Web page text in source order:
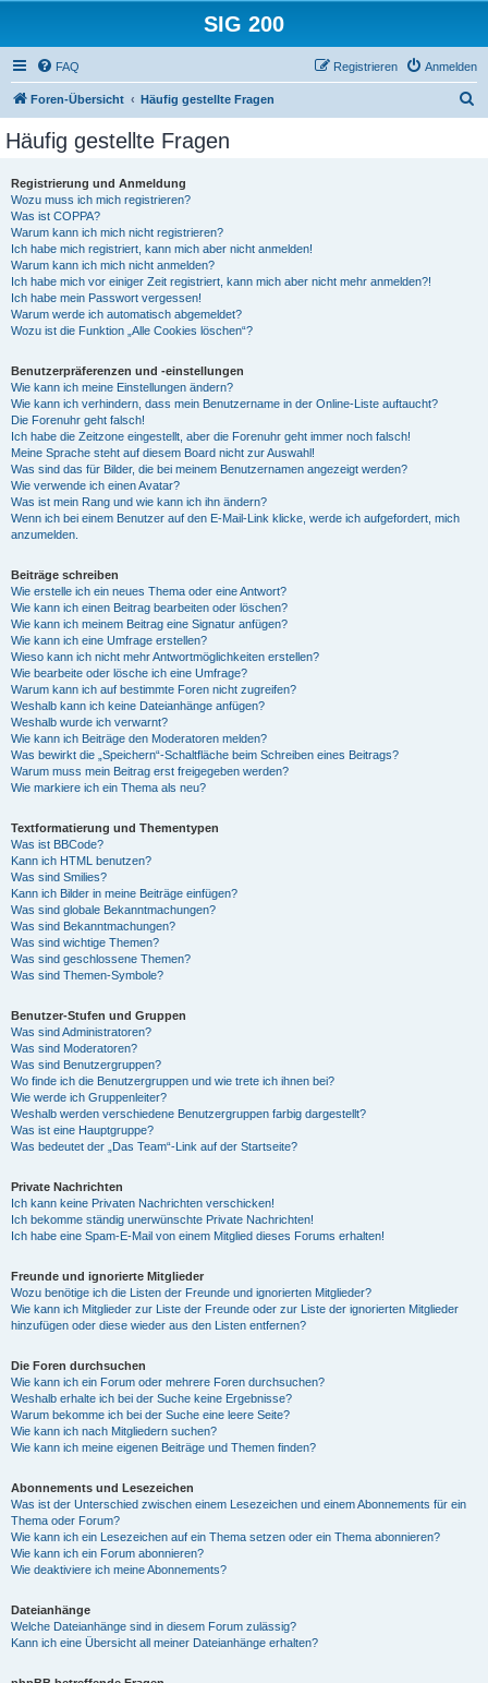
SIG 200
FAQ Anmelden
Registrieren
Foren-Übersicht Häufig gestellte Fragen
Häufig gestellte Fragen
Registrierung und Anmeldung
Wozu muss ich mich registrieren?
Was ist COPPA?
Warum kann ich mich nicht registrieren?
Ich habe mich registriert, kann mich aber nicht anmelden!
Warum kann ich mich nicht anmelden?
Ich habe mich vor einiger Zeit registriert, kann mich aber nicht mehr anmelden?!
Ich habe mein Passwort vergessen!
Warum werde ich automatisch abgemeldet?
Wozu ist die Funktion „Alle Cookies löschen“?
Benutzerpräferenzen und -einstellungen
Wie kann ich meine Einstellungen ändern?
Wie kann ich verhindern, dass mein Benutzername in der Online-Liste auftaucht?
Die Forenuhr geht falsch!
Ich habe die Zeitzone eingestellt, aber die Forenuhr geht immer noch falsch!
Meine Sprache steht auf diesem Board nicht zur Auswahl!
Was sind das für Bilder, die bei meinem Benutzernamen angezeigt werden?
Wie verwende ich einen Avatar?
Was ist mein Rang und wie kann ich ihn ändern?
Wenn ich bei einem Benutzer auf den E-Mail-Link klicke, werde ich aufgefordert, mich
anzumelden.
Beiträge schreiben
Wie erstelle ich ein neues Thema oder eine Antwort?
Wie kann ich einen Beitrag bearbeiten oder löschen?
Wie kann ich meinem Beitrag eine Signatur anfügen?
Wie kann ich eine Umfrage erstellen?
Wieso kann ich nicht mehr Antwortmöglichkeiten erstellen?
Wie bearbeite oder lösche ich eine Umfrage?
Warum kann ich auf bestimmte Foren nicht zugreifen?
Weshalb kann ich keine Dateianhänge anfügen?
Weshalb wurde ich verwarnt?
Wie kann ich Beiträge den Moderatoren melden?
Was bewirkt die „Speichern“-Schaltfläche beim Schreiben eines Beitrags?
Warum muss mein Beitrag erst freigegeben werden?
Wie markiere ich ein Thema als neu?
Textformatierung und Thementypen
Was ist BBCode?
Kann ich HTML benutzen?
Was sind Smilies?
Kann ich Bilder in meine Beiträge einfügen?
Was sind globale Bekanntmachungen?
Was sind Bekanntmachungen?
Was sind wichtige Themen?
Was sind geschlossene Themen?
Was sind Themen-Symbole?
Benutzer-Stufen und Gruppen
Was sind Administratoren?
Was sind Moderatoren?
Was sind Benutzergruppen?
Wo finde ich die Benutzergruppen und wie trete ich ihnen bei?
Wie werde ich Gruppenleiter?
Weshalb werden verschiedene Benutzergruppen farbig dargestellt?
Was ist eine Hauptgruppe?
Was bedeutet der „Das Team“-Link auf der Startseite?
Private Nachrichten
Ich kann keine Privaten Nachrichten verschicken!
Ich bekomme ständig unerwünschte Private Nachrichten!
Ich habe eine Spam-E-Mail von einem Mitglied dieses Forums erhalten!
Freunde und ignorierte Mitglieder
Wozu benötige ich die Listen der Freunde und ignorierten Mitglieder?
Wie kann ich Mitglieder zur Liste der Freunde oder zur Liste der ignorierten Mitglieder
hinzufügen oder diese wieder aus den Listen entfernen?
Die Foren durchsuchen
Wie kann ich ein Forum oder mehrere Foren durchsuchen?
Weshalb erhalte ich bei der Suche keine Ergebnisse?
Warum bekomme ich bei der Suche eine leere Seite?
Wie kann ich nach Mitgliedern suchen?
Wie kann ich meine eigenen Beiträge und Themen finden?
Abonnements und Lesezeichen
Was ist der Unterschied zwischen einem Lesezeichen und einem Abonnements für ein
Thema oder Forum?
Wie kann ich ein Lesezeichen auf ein Thema setzen oder ein Thema abonnieren?
Wie kann ich ein Forum abonnieren?
Wie deaktiviere ich meine Abonnements?
Dateianhänge
Welche Dateianhänge sind in diesem Forum zulässig?
Kann ich eine Übersicht all meiner Dateianhänge erhalten?